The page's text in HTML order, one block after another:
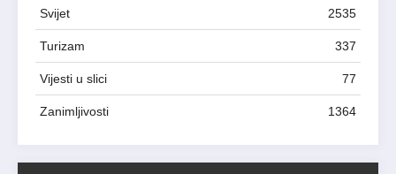
Svijet 2535
Turizam 337
Vijesti u slici 77
Zanimljivosti 1364